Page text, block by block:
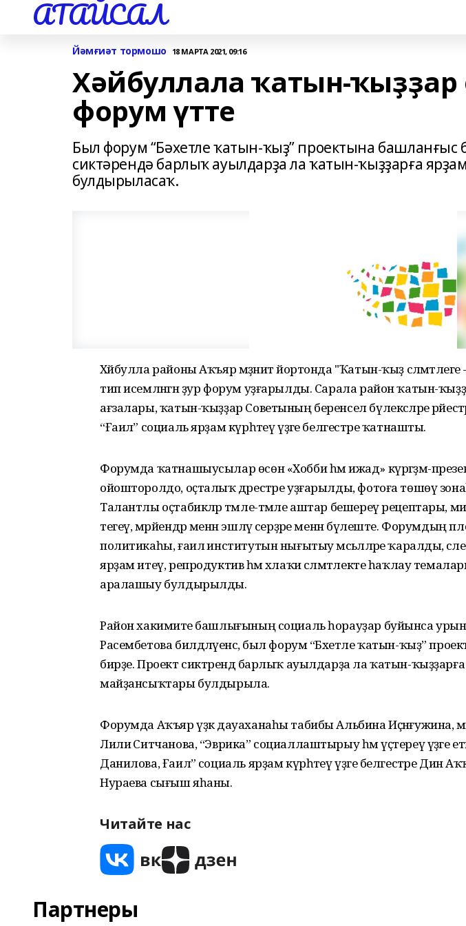
АТАЙСАЛ
Йәмғиәт тормошо 18 МАРТА 2021, 09:16
Хәйбуллала ҡатын-ҡыҙҙар
форум үтте
Был форум “Бәхетле ҡатын-ҡыҙ” проектына башланғыс
сиктәрендә барлыҡ ауылдарҙа ла ҡатын-ҡыҙҙарға
булдырыласаҡ.
Хәйбулла районы Аҡъяр мәҙәниәт йортонда "Ҡатын-ҡыҙ
тип исемләнгән ҙур форум уҙғарылды. Сарала район ҡатын-
ағзалары, ҡатын-ҡыҙҙар Советының беренсел бүлексәләре рәйестәре
“Ғаилә” социаль ярҙам күрһәтеү үҙәге белгестәре ҡатнашты.
Форумда ҡатнашыусылар өсөн «Хобби һәм ижад» күргәҙмә-
ойошторолдо, оҫталыҡ дәрестәре уҙғарылды, фотоға төшөү
Талантлы оҫтабикәләр тәмле-тәмле аштар бешереү рецептары,
тегеү, мәрйендәр менән эшләү серҙәре менән бүлеште. Форумдың
политикаһы, ғаилә институтын нығытыу мәсьәләләре ҡаралды,
ярҙам итеү, репродуктив һәм әхлаҡи сәләмәтлекте һаҡлау
аралашыу булдырылды.
Район хакимиәте башлығының социаль һорауҙар буйынса
Расембетова билдәләүенсә, был форум “Бәхетле ҡатын-ҡыҙ”
бирҙе. Проект сиктәрендә барлыҡ ауылдарҙа ла ҡатын-
майҙансыҡтары булдырыла.
Форумда Аҡъяр үҙәк дауаханаһы табибы Альбина Иҫәнғужина,
Лилиә Ситчанова, “Эврика” социаллаштырыу һәм үҫтереү үҙәге
Данилова, Ғаилә” социаль ярҙам күрһәтеү үҙәге белгестәре Динә
Нураева сығыш яһаны.
Читайте нас
Партнеры